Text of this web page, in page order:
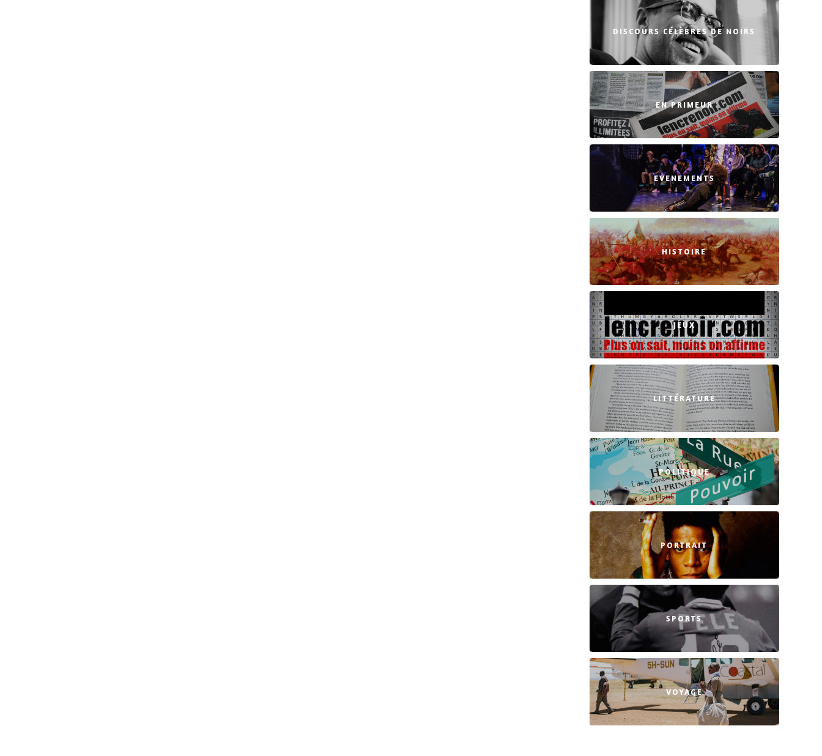
DISCOURS CÉLÈBRES DE NOIRS
EN PRIMEUR
EVENEMENTS
HISTOIRE
JEUX
LITTÉRATURE
POLITIQUE
PORTRAIT
SPORTS
VOYAGE